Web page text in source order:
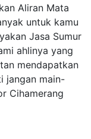
Aliran Mata
untuk kamu
Jasa Sumur
ahlinya yang
mendapatkan
jangan main-
Cihamerang